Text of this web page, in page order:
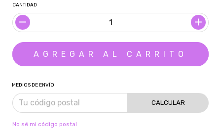
CANTIDAD
MEDIOS DE ENVÍO
CALCULAR
No sé mi código postal